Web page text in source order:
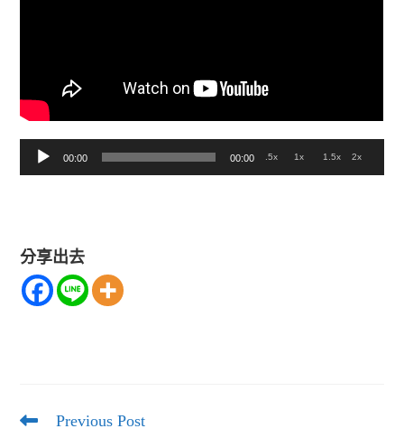
放
器
00:00 00:00 .5x 1x 1.5x 2x
分享出去
Read
Previous Post